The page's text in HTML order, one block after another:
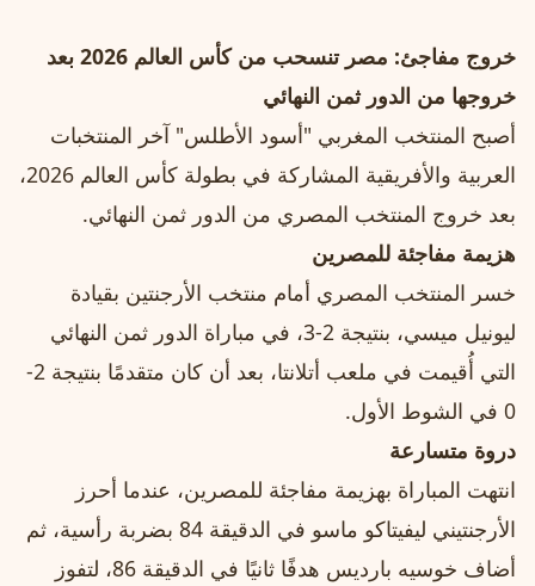
خروج مفاجئ: مصر تنسحب من كأس العالم 2026 بعد
خروجها من الدور ثمن النهائي
أصبح المنتخب المغربي "أسود الأطلس" آخر المنتخبات
العربية والأفريقية المشاركة في بطولة كأس العالم 2026،
بعد خروج المنتخب المصري من الدور ثمن النهائي.
هزيمة مفاجئة للمصرين
خسر المنتخب المصري أمام منتخب الأرجنتين بقيادة
ليونيل ميسي، بنتيجة 2-3، في مباراة الدور ثمن النهائي
التي أُقيمت في ملعب أتلانتا، بعد أن كان متقدمًا بنتيجة 2-
0 في الشوط الأول.
دروة متسارعة
انتهت المباراة بهزيمة مفاجئة للمصرين، عندما أحرز
الأرجنتيني ليفيتاكو ماسو في الدقيقة 84 بضربة رأسية، ثم
أضاف خوسيه بارديس هدفًا ثانيًا في الدقيقة 86، لتفوز